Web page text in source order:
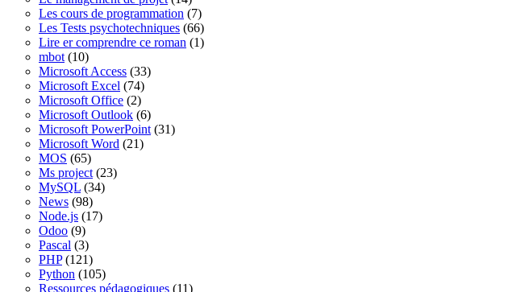
Les cours de programmation (7)
Les Tests psychotechniques (66)
Lire er comprendre ce roman (1)
mbot (10)
Microsoft Access (33)
Microsoft Excel (74)
Microsoft Office (2)
Microsoft Outlook (6)
Microsoft PowerPoint (31)
Microsoft Word (21)
MOS (65)
Ms project (23)
MySQL (34)
News (98)
Node.js (17)
Odoo (9)
Pascal (3)
PHP(121)
Python (105)
Ressources pédagogiques (11)